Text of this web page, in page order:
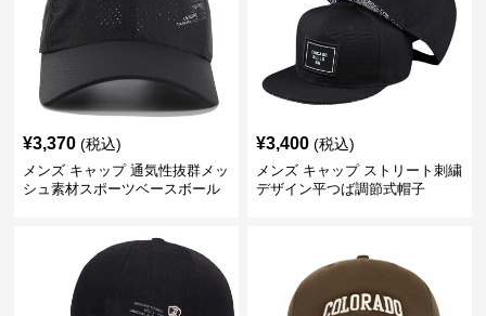
¥3,370 (税込)
メンズ キャップ 通気性抜群メッ
シュ素材スポーツベースボール
¥3,400 (税込)
メンズ キャップ ストリート刺繍
デザイン平つば調節式帽子